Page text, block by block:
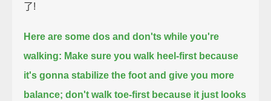
了!
Here are some dos and don'ts while you're
walking: Make sure you walk heel-first because
it's gonna stabilize the foot and give you more
balance; don't walk toe-first because it just looks